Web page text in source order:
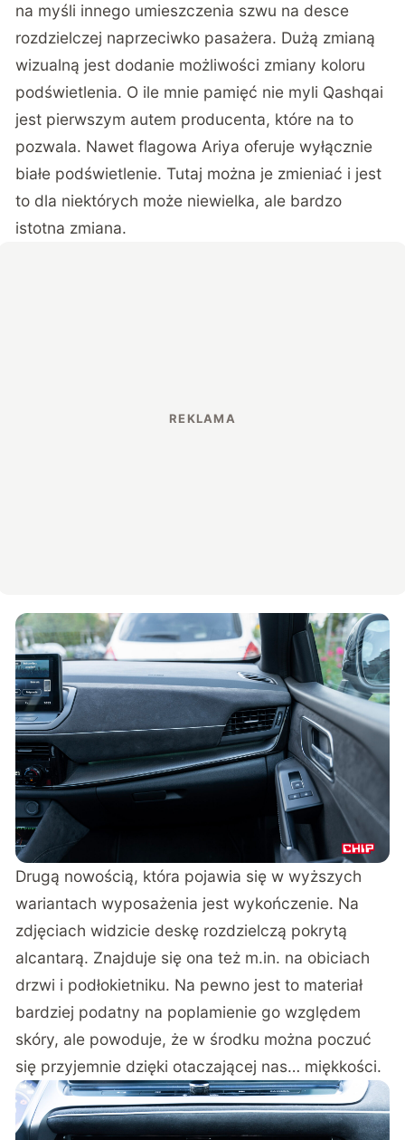
na myśli innego umieszczenia szwu na desce
rozdzielczej naprzeciwko pasażera. Dużą zmianą
wizualną jest dodanie możliwości zmiany koloru
podświetlenia. O ile mnie pamięć nie myli Qashqai
jest pierwszym autem producenta, które na to
pozwala. Nawet flagowa Ariya oferuje wyłącznie
białe podświetlenie. Tutaj można je zmieniać i jest
to dla niektórych może niewielka, ale bardzo
istotna zmiana.
Drugą nowością, która pojawia się w wyższych
wariantach wyposażenia jest wykończenie. Na
zdjęciach widzicie deskę rozdzielczą pokrytą
alcantarą. Znajduje się ona też m.in. na obiciach
drzwi i podłokietniku. Na pewno jest to materiał
bardziej podatny na poplamienie go względem
skóry, ale powoduje, że w środku można poczuć
się przyjemnie dzięki otaczającej nas… miękkości.